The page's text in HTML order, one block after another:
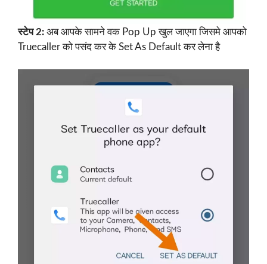
स्टेप 2: अब आपके सामने वक Pop Up खुल जाएगा जिसमे आपको
Truecaller को पसंद कर के Set As Default कर लेना है